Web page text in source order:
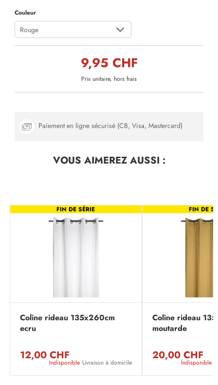
Couleur
Rouge
9,95 CHF
Prix unitaire, hors frais
Paiement en ligne sécurisé (CB, Visa, Mastercard)
VOUS AIMEREZAUSSI :
FIN DE SÉRIE
Coline rideau 135x260cm
ecru
12,00 CHF
Indisponible Livraison à domicile
FIN DE
Coline rideau
moutarde
20,00 CHF
Indisponible